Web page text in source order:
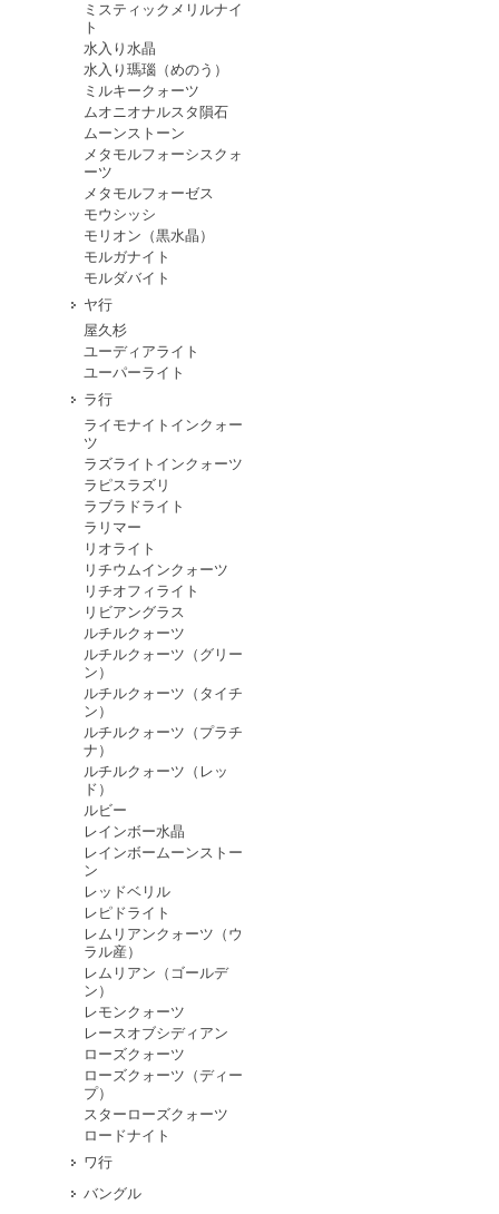
ミスティックメリルナイ
ト
水入り水晶
水入り瑪瑙（めのう）
ミルキークォーツ
ムオニオナルスタ隕石
ムーンストーン
メタモルフォーシスクォ
ーツ
メタモルフォーゼス
モウシッシ
モリオン（黒水晶）
モルガナイト
モルダバイト
ヤ行
屋久杉
ユーディアライト
ユーパーライト
ラ行
ライモナイトインクォー
ツ
ラズライトインクォーツ
ラピスラズリ
ラブラドライト
ラリマー
リオライト
リチウムインクォーツ
リチオフィライト
リビアングラス
ルチルクォーツ
ルチルクォーツ（グリー
ン）
ルチルクォーツ（タイチ
ン）
ルチルクォーツ（プラチ
ナ）
ルチルクォーツ（レッ
ド）
ルビー
レインボー水晶
レインボームーンストー
ン
レッドベリル
レピドライト
レムリアンクォーツ（ウ
ラル産）
レムリアン（ゴールデ
ン）
レモンクォーツ
レースオブシディアン
ローズクォーツ
ローズクォーツ（ディー
プ）
スターローズクォーツ
ロードナイト
ワ行
バングル